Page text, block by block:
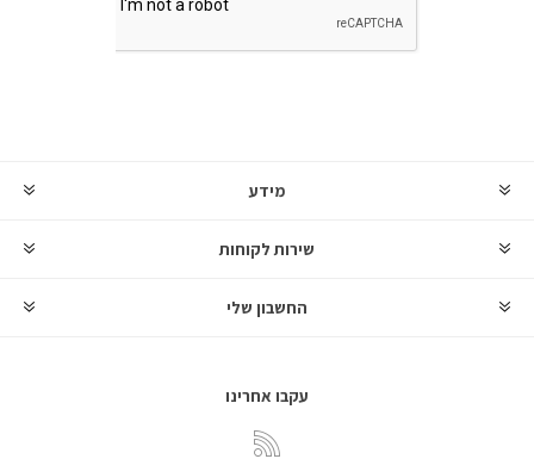
מידע
שירות לקוחות
החשבון שלי
עקבו אחרינו